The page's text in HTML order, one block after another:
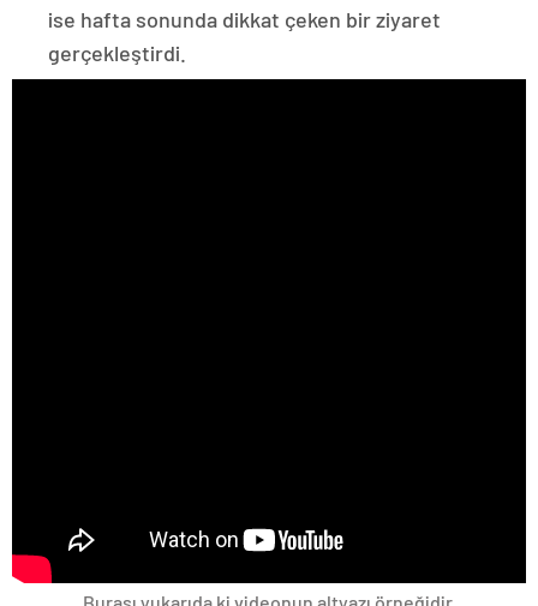
ise hafta sonunda dikkat çeken bir ziyaret
gerçekleştirdi.